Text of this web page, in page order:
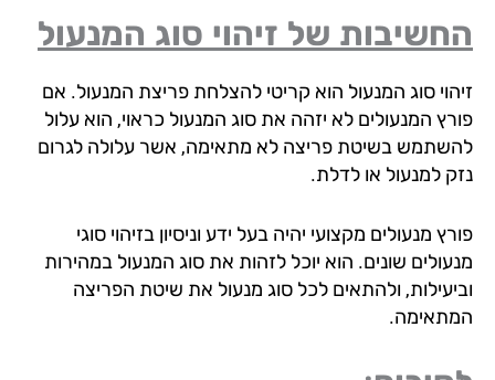
של זיהוי סוג המנעול
סוג המנעול הוא קריטי להצלחת פריצת המנעול. אם
המנעולים לא יזהה את סוג המנעול כראוי, הוא עלול
בשיטת פריצה לא מתאימה, אשר עלולה לגרום
למנעול או לדלת.
מנעולים מקצועי יהיה בעל ידע וניסיון בזיהוי סוגי
שונים. הוא יוכל לזהות את סוג המנעול במהירות
ולהתאים לכל סוג מנעול את שיטת הפריצה